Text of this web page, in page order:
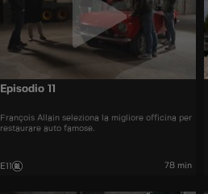
Episodio 11
François Allain seleziona la migliore officina per
restaurare auto famose.
E11 78 min